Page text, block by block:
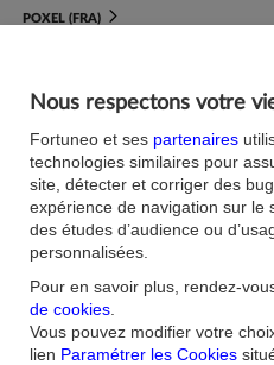
POXEL (FRA)
Nous contacter
Nos offres du moment
Parrainage
Fortuneo sur votre mobile
Espace Presse
Nos engagements RSE
Blog
Nous respectons votre
Fortuneo et ses partenaires
technologies similaires pour
site, détecter et corriger des
expérience de navigation sur le
des études d’audience ou
personnalisées.
Pour en savoir plus, rendez-
de cookies
Vous pouvez modifier votre
lien Paramétrer les Cookies